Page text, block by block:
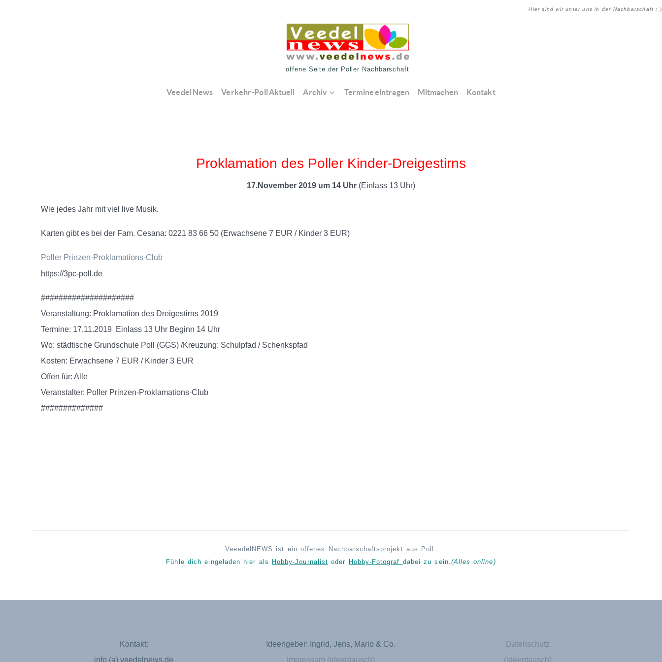
Hier sind wir unter uns in der Nachbarschaft : )
offene Seite der Poller Nachbarschaft
Veedel News Verkehr-Poll Aktuell Archiv Termine eintragen Mitmachen Kontakt
Proklamation des Poller Kinder-Dreigestirns
17.November 2019 um 14 Uhr (Einlass 13 Uhr)
Wie jedes Jahr mit viel live Musik.
Karten gibt es bei der Fam. Cesana: 0221 83 66 50 (Erwachsene 7 EUR / Kinder 3 EUR)
Poller Prinzen-Proklamations-Club
https://3pc-poll.de
#####################
Veranstaltung: Proklamation des Dreigestirns 2019
Termine: 17.11.2019 Einlass 13 Uhr Beginn 14 Uhr
Wo: städtische Grundschule Poll (GGS) /Kreuzung: Schulpfad / Schenkspfad
Kosten: Erwachsene 7 EUR / Kinder 3 EUR
Offen für: Alle
Veranstalter: Poller Prinzen-Proklamations-Club
##############
VeeedelNEWS ist ein offenes Nachbarschaftsprojekt aus Poll.
Fühle dich eingeladen hier als
Hobby-Journalist oder Hobby-Fotograf dabei zu sein. (Alles online)
Kontakt:
info (a) veedelnews.de
Ideengeber: Ingrid, Jens, Mario & Co.
Impressum (ideentausch)
Datenschutz
(ideentausch)